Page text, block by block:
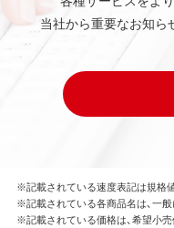
当社から重要なお知ら
※記載されている速度表記は規格
※記載されている各商品名は、一
※記載されている価格は、希望小売